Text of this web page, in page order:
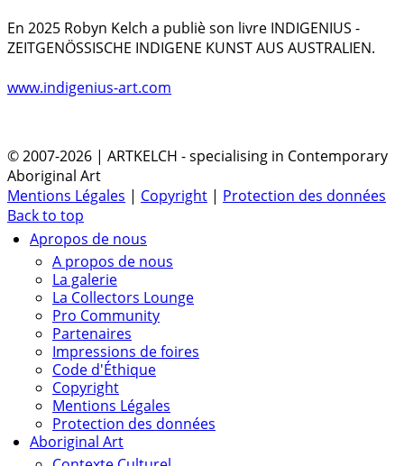
En 2025 Robyn Kelch a publiè son livre INDIGENIUS -
ZEITGENÖSSISCHE INDIGENE KUNST AUS AUSTRALIEN.
www.indigenius-art.com
© 2007-2026 | ARTKELCH - specialising in Contemporary
Aboriginal Art
Mentions Légales | Copyright | Protection des données
Back to top
Apropos de nous
A propos de nous
La galerie
La Collectors Lounge
Pro Community
Partenaires
Impressions de foires
Code d'Éthique
Copyright
Mentions Légales
Protection des données
Aboriginal Art